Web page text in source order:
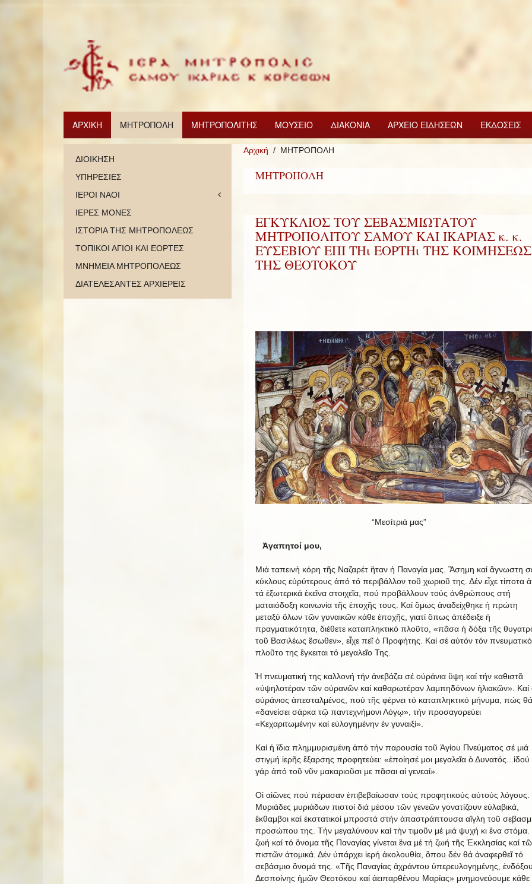
ΑΡΧΙΚΗ ΜΗΤΡΟΠΟΛΗ ΜΗΤΡΟΠΟΛΙΤΗΣ ΜΟΥΣΕΙΟ ΔΙΑΚΟΝΙΑ ΑΡΧΕΙΟ ΕΙΔΗΣΕΩΝ ΕΚΔΟΣΕΙΣ
Αρχική ΜΗΤΡΟΠΟΛΗ
ΜΗΤΡΟΠΟΛΗ
ΕΓΚΥΚΛΙΟΣ ΤΟΥ ΣΕΒΑΣΜΙΩΤΑΤΟΥ
ΜΗΤΡΟΠΟΛΙΤΟΥ ΣΑΜΟΥ ΚΑΙ ΙΚΑΡΙΑΣ κ. κ.
ΕΥΣΕΒΙΟΥ ΕΠΙ ΤΗι ΕΟΡΤΗι ΤΗΣ ΚΟΙΜΗΣΕΩΣ
ΤΗΣ ΘΕΟΤΟΚΟΥ
“Μεσίτριά μας”
Ἀγαπητοί μου,
Μιά ταπεινή κόρη τῆς Ναζαρέτ ἢταν ἡ Παναγία μας. Ἂσημη καί ἂγνωστη
κύκλους εὐρύτερους ἀπό τό περιβάλλον τοῦ χωριοῦ της. Δέν εἶχε τίποτα
τά ἐξωτερικά ἐκεῖνα στοιχεῖα, πού προβάλλουν τούς ἀνθρώπους στή
ματαιόδοξη κοινωνία τῆς ἐποχῆς τους. Καί ὃμως ἀναδείχθηκε ἡ πρώτη
μεταξύ ὃλων τῶν γυναικῶν κάθε ἐποχῆς, γιατί ὃπως ἀπέδειξε ἡ
πραγματικότητα, διέθετε καταπληκτικό πλοῦτο, «πᾶσα ἡ δόξα τῆς
τοῦ Βασιλέως ἒσωθεν», εἶχε πεῖ ὁ Προφήτης. Καί σέ αὐτόν τόν πνευματικό
πλοῦτο της ἒγκειται τό μεγαλεῖο Της.
Ἡ πνευματική της καλλονή τήν ἀνεβάζει σέ οὐράνια ὓψη καί τήν καθιστᾶ
«ὑψηλοτέραν τῶν οὐρανῶν καί καθαρωτέραν λαμπηδόνων ἡλιακῶν». Καί
οὐράνιος ἀπεσταλμένος, πού τῆς φέρνει τό καταπληκτικό μήνυμα, πώς θά
«δανείσει σάρκα τῷ παντεχνήμονι Λόγῳ», τήν προσαγορεύει
«Κεχαριτωμένην καί εὐλογημένην ἐν γυναιξί».
Καί ἡ ἲδια πλημμυρισμένη ἀπό τήν παρουσία τοῦ Ἁγίου Πνεύματος σέ μιά
στιγμή ἱερῆς ἒξαρσης προφητεύει: «ἐποίησέ μοι μεγαλεῖα ὁ Δυνατός...ἰδού
γάρ ἀπό τοῦ νῦν μακαριοῦσι με πᾶσαι αἱ γενεαί».
Οἱ αἰῶνες πού πέρασαν ἐπιβεβαίωσαν τούς προφητικούς αὐτούς λόγους.
Μυριάδες μυριάδων πιστοί διά μέσου τῶν γενεῶν γονατίζουν εὐλαβικά,
ἒκθαμβοι καί ἐκστατικοί μπροστά στήν ἀπαστράπτουσα αἲγλη τοῦ
προσώπου της. Τήν μεγαλύνουν καί τήν τιμοῦν μέ μιά ψυχή κι ἓνα
ζωή καί τό ὂνομα τῆς Παναγίας γίνεται ἓνα μέ τή ζωή τῆς Ἐκκλησίας καί
πιστῶν ἀτομικά. Δέν ὑπάρχει ἱερή ἀκολουθία, ὃπου δέν θά ἀναφερθεῖ τό
σεβάσμιο ὂνομά της. «Τῆς Παναγίας ἀχράντου ὑπερευλογημένης,
Δεσποίνης ἡμῶν Θεοτόκου καί ἀειπαρθένου Μαρίας» μνημονεύουμε κάθε
ΔΙΟΙΚΗΣΗ
ΥΠΗΡΕΣΙΕΣ
ΙΕΡΟΙ ΝΑΟΙ
ΙΕΡΕΣ ΜΟΝΕΣ
ΙΣΤΟΡΙΑ ΤΗΣ ΜΗΤΡΟΠΟΛΕΩΣ
ΤΟΠΙΚΟΙ ΑΓΙΟΙ ΚΑΙ ΕΟΡΤΕΣ
ΜΝΗΜΕΙΑ ΜΗΤΡΟΠΟΛΕΩΣ
ΔΙΑΤΕΛΕΣΑΝΤΕΣ ΑΡΧΙΕΡΕΙΣ